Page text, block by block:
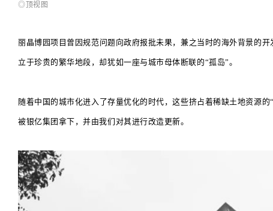
◎ 顶视图
丽晶博园项目曾因规范问题向政府报批未果，兼之当时的海外背景的
立于珍贵的繁华地段，却犹如一座与城市母体断联的“孤岛”。
随着中国的城市化进入了存量优化的时代，这些挤占着稀缺土地资源
被银亿集团拿下，并由我们对其进行改造更新。